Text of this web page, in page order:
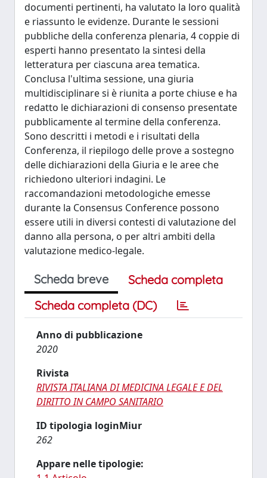
documenti pertinenti, ha valutato la loro qualità
e riassunto le evidenze. Durante le sessioni
pubbliche della conferenza plenaria, 4 coppie di
esperti hanno presentato la sintesi della
letteratura per ciascuna area tematica.
Conclusa l'ultima sessione, una giuria
multidisciplinare si è riunita a porte chiuse e ha
redatto le dichiarazioni di consenso presentate
pubblicamente al termine della conferenza.
Sono descritti i metodi e i risultati della
Conferenza, il riepilogo delle prove a sostegno
delle dichiarazioni della Giuria e le aree che
richiedono ulteriori indagini. Le
raccomandazioni metodologiche emesse
durante la Consensus Conference possono
essere utili in diversi contesti di valutazione del
danno alla persona, o per altri ambiti della
valutazione medico-legale.
Scheda breve
Scheda completa
Scheda completa (DC)
Anno di pubblicazione
2020
Rivista
RIVISTA ITALIANA DI MEDICINA LEGALE E DEL
DIRITTO IN CAMPO SANITARIO
ID tipologia loginMiur
262
Appare nelle tipologie: